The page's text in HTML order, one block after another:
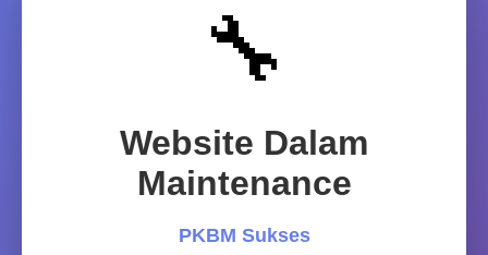
🔧
Website Dalam
Maintenance
PKBM Sukses